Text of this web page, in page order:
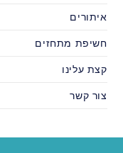
איתורים
חשיפת מתחזים
קצת עלינו
צור קשר